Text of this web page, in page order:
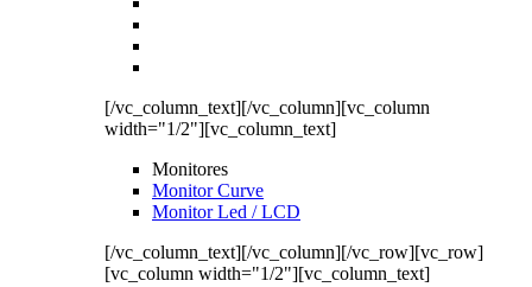
[/vc_column_text][/vc_column][vc_column
width="1/2"][vc_column_text]
Monitores
Monitor Curve
Monitor Led / LCD
[/vc_column_text][/vc_column][/vc_row][vc_row]
[vc_column width="1/2"][vc_column_text]